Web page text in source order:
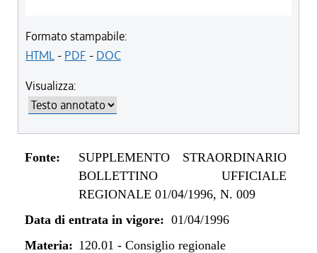
Formato stampabile:
HTML- PDF - DOC
Visualizza:
Fonte:
SUPPLEMENTO STRAORDINARIO
BOLLETTINO UFFICIALE
REGIONALE 01/04/1996, N. 009
Data di entrata in vigore: 01/04/1996
Materia: 120.01 - Consiglio regionale